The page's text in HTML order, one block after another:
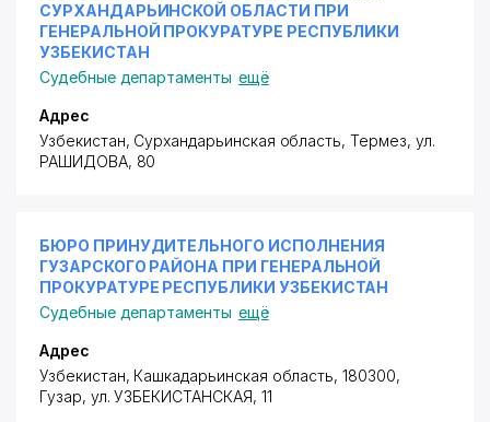
СУРХАНДАРЬИНСКОЙ ОБЛАСТИ ПРИ
ГЕНЕРАЛЬНОЙ ПРОКУРАТУРЕ РЕСПУБЛИКИ
УЗБЕКИСТАН
Судебные департаменты ещё
Адрес
Узбекистан, Сурхандарьинская область, Термез, ул.
РАШИДОВА, 80
БЮРО ПРИНУДИТЕЛЬНОГО ИСПОЛНЕНИЯ
ГУЗАРСКОГО РАЙОНА ПРИ ГЕНЕРАЛЬНОЙ
ПРОКУРАТУРЕ РЕСПУБЛИКИ УЗБЕКИСТАН
Судебные департаменты ещё
Адрес
Узбекистан, Кашкадарьинская область, 180300,
Гузар, ул. УЗБЕКИСТАНСКАЯ, 11